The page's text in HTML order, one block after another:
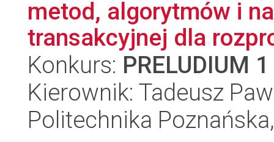
metod, algorytmów i
transakcyjnej dla
Konkurs: PRELUDIUM 1
Kierownik: Tadeusz
Politechnika